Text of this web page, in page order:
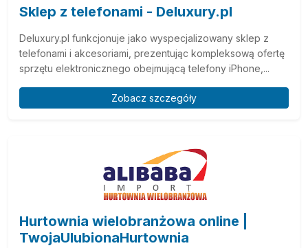
Sklep z telefonami - Deluxury.pl
Deluxury.pl funkcjonuje jako wyspecjalizowany sklep z
telefonami i akcesoriami, prezentując kompleksową ofertę
sprzętu elektronicznego obejmującą telefony iPhone,...
Zobacz szczegóły
Hurtownia wielobranżowa online |
TwojaUlubionaHurtownia